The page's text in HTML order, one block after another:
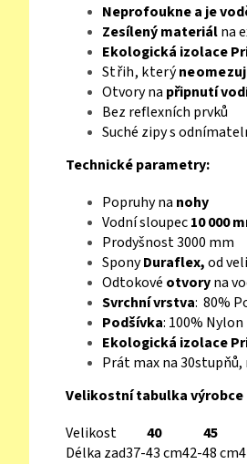
Neprofoukne a je
Zesílený materiálna
Ekologická izolace
Střih, který
Otvory na připnutí
Bez reflexních prvků
Suché zipy s
Technické parametry:
Popruhy na nohy
Vodní sloupec10 000
Prodyšnost 3000 mm
SponyDuraflex,od
Odtokové otvoryna
Svrchní vrstva: 80%
Podšívka: 100% Nylon
Ekologická izolace
Prát max na 30stupňů,
Velikostní tabulka výrobce
Velikost
40 45
Délka zad37-43 cm42-48 cm